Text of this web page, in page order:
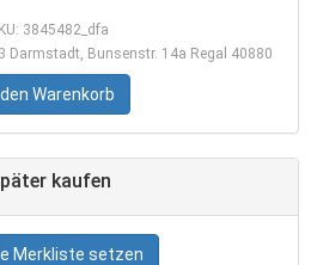
3845482_dfa
Darmstadt, Bunsenstr. 14a Regal 40880
den Warenkorb
kaufen
Merkliste setzen